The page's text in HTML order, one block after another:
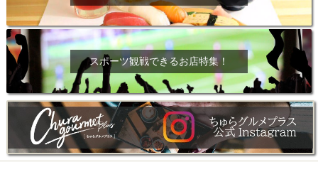
スポーツ観戦できるお店特集！